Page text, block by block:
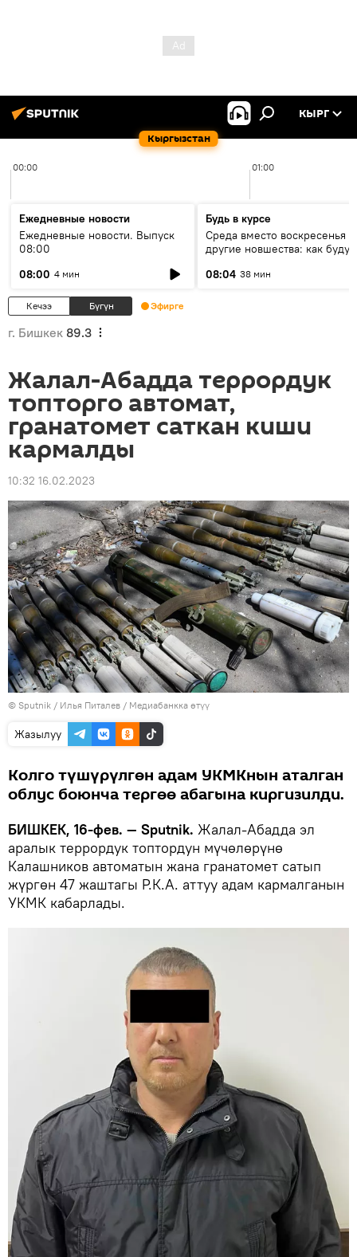
Кыргызстан
КЫРГ
00:00 01:00
Ежедневные новости
Ежедневные новости. Выпуск
08:00
08:00 4 мин
Будь в курсе
Среда вместо воскресенья и
другие новшества: как будут
08:04 38 мин
Кечээ Бүгүн Эфирге
г. Бишкек 89.3
Жалал-Абадда террордук
топторго автомат,
гранатомет саткан киши
кармалды
10:32 16.02.2023
© Sputnik / Илья Питалев / Медиабанкка өтүү
Жазылуу
Колго түшүрүлгөн адам УКМКнын аталган
облус боюнча тергөө абагына киргизилди.
БИШКЕК, 16-фев. — Sputnik. Жалал-Абадда эл
аралык террордук топтордун мүчөлөрүнө
Калашников автоматын жана гранатомет сатып
жүргөн 47 жаштагы Р.К.А. аттуу адам кармалганын
УКМК кабарлады.